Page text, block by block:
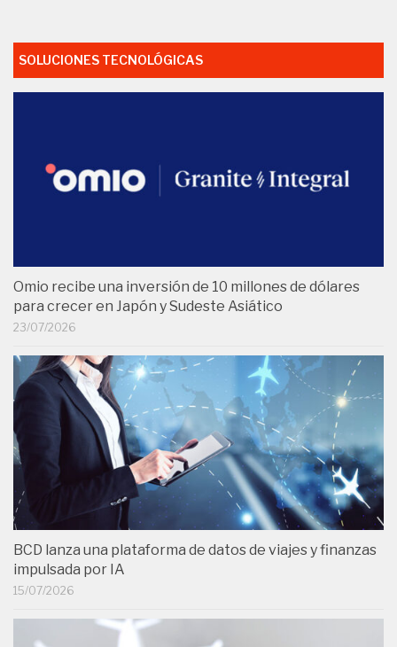
SOLUCIONES TECNOLÓGICAS
Omio recibe una inversión de 10 millones de dólares
para crecer en Japón y Sudeste Asiático
23/07/2026
BCD lanza una plataforma de datos de viajes y finanzas
impulsada por IA
15/07/2026